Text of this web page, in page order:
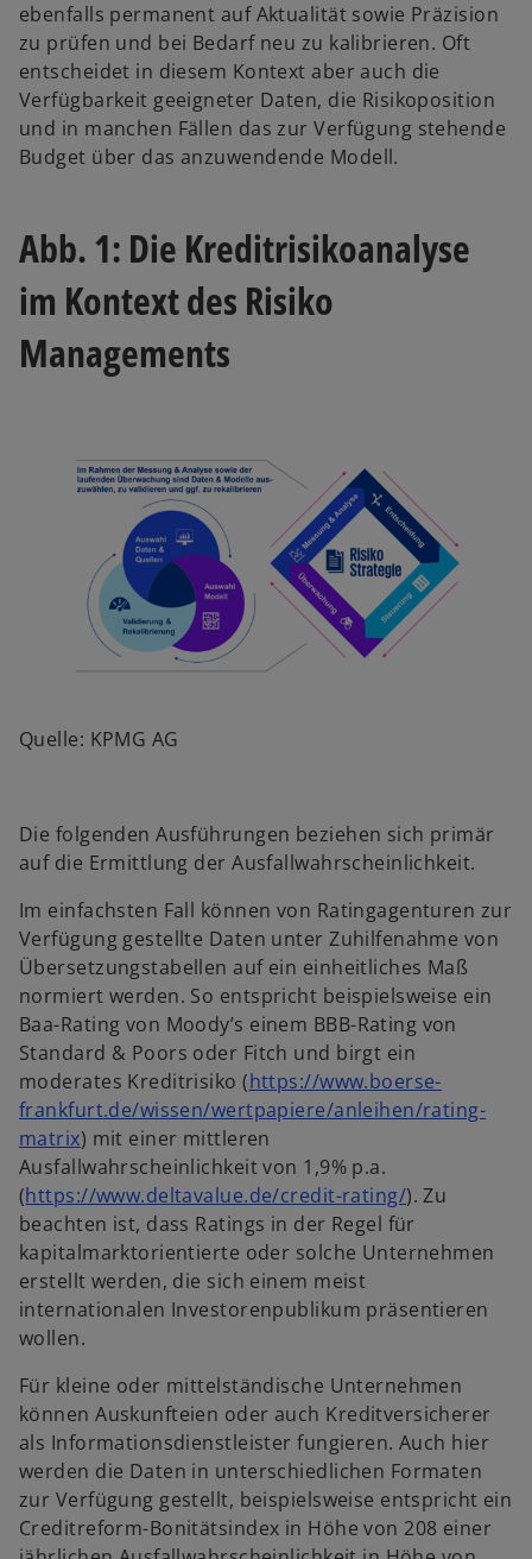
ebenfalls permanent auf Aktualität sowie Präzision
zu prüfen und bei Bedarf neu zu kalibrieren. Oft
entscheidet in diesem Kontext aber auch die
Verfügbarkeit geeigneter Daten, die Risikoposition
und in manchen Fällen das zur Verfügung stehende
Budget über das anzuwendende Modell.
Abb. 1: Die Kreditrisikoanalyse
im Kontext des Risiko
Managements
Quelle: KPMG AG
Die folgenden Ausführungen beziehen sich primär
auf die Ermittlung der Ausfallwahrscheinlichkeit.
Im einfachsten Fall können von Ratingagenturen zur
Verfügung gestellte Daten unter Zuhilfenahme von
Übersetzungstabellen auf ein einheitliches Maß
normiert werden. So entspricht beispielsweise ein
Baa-Rating von Moody’s einem BBB-Rating von
Standard & Poors oder Fitch und birgt ein
moderates Kreditrisiko (https://www.boerse-
frankfurt.de/wissen/wertpapiere/anleihen/rating-
matrixw
i
r
d
i
n
e
i
e
r
n
e
u
e
) mit einer mittleren
Ausfallwahrscheinlichkeit von 1,9% p.a.
(https://www.deltavalue.de/credit-rating/w
i
r
i
i
n
e
r
n
e
). Zu
beachten ist, dass Ratings in der Regel für
kapitalmarktorientierte oder solche Unternehmen
erstellt werden, die sich einem meist
internationalen Investorenpublikum präsentieren
wollen.
Für kleine oder mittelständische Unternehmen
können Auskunfteien oder auch Kreditversicherer
als Informationsdienstleister fungieren. Auch hier
werden die Daten in unterschiedlichen Formaten
zur Verfügung gestellt, beispielsweise entspricht ein
Creditreform-Bonitätsindex in Höhe von 208 einer